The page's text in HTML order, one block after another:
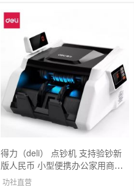
得力（deli） 点钞机 支持验钞新
版人民币 小型便携办公家用商超
功社直营